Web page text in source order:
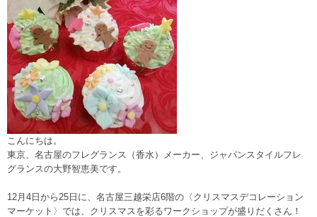
こんにちは。
東京、名古屋のフレグランス（香水）メーカー、ジャパンスタイルフレ
グランスの大野智恵美です。
12月4日から25日に、名古屋三越栄店6階の〈クリスマスデコレーション
マーケット〉では、クリスマスを彩るワークショップが盛りだくさん！